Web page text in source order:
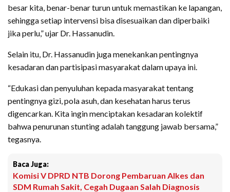
besar kita, benar-benar turun untuk memastikan ke lapangan,
sehingga setiap intervensi bisa disesuaikan dan diperbaiki
jika perlu,” ujar Dr. Hassanudin.
Selain itu, Dr. Hassanudin juga menekankan pentingnya
kesadaran dan partisipasi masyarakat dalam upaya ini.
“Edukasi dan penyuluhan kepada masyarakat tentang
pentingnya gizi, pola asuh, dan kesehatan harus terus
digencarkan. Kita ingin menciptakan kesadaran kolektif
bahwa penurunan stunting adalah tanggung jawab bersama,”
tegasnya.
Baca Juga:
Komisi V DPRD NTB Dorong Pembaruan Alkes dan
SDM Rumah Sakit, Cegah Dugaan Salah Diagnosis